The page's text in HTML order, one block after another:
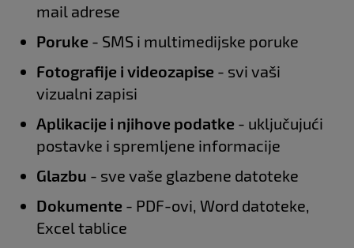
mail adrese
Poruke - SMS i multimedijske poruke
Fotografije i videozapise - svi vaši
vizualni zapisi
Aplikacije i njihove podatke - uključujući
postavke i spremljene informacije
Glazbu - sve vaše glazbene datoteke
Dokumente - PDF-ovi, Word datoteke,
Excel tablice